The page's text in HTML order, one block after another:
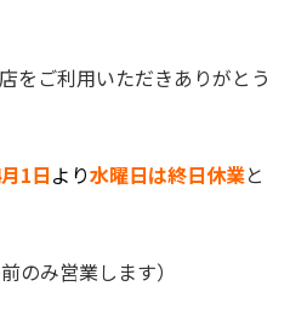
をご利用いただきありがとう
1日より水曜日は終日休業と
のみ営業します）